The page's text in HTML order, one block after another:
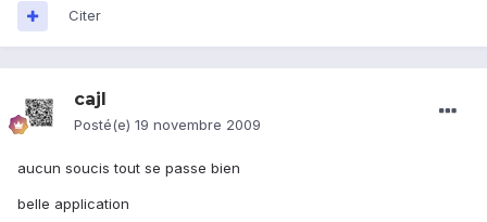
Citer
cajl
Posté(e) 19 novembre 2009
aucun soucis tout se passe bien
belle application